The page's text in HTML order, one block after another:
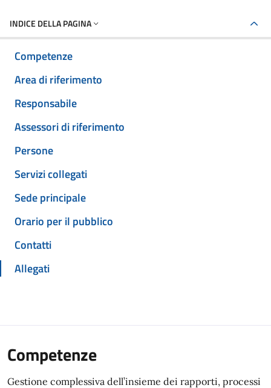
INDICE DELLA PAGINA
Competenze
Area di riferimento
Responsabile
Assessori di riferimento
Persone
Servizi collegati
Sede principale
Orario per il pubblico
Contatti
Allegati
Competenze
Gestione complessiva dell’insieme dei rapporti, processi